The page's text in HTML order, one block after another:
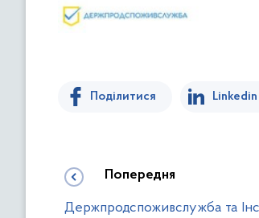
Поділитися Linkedin
Попередня
Держпродспоживслужба та